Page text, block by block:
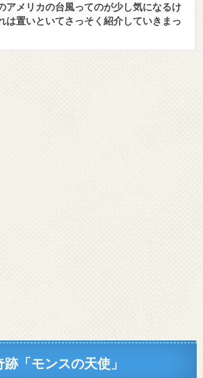
アメリカの台風ってのが少し気になるけ
は置いといてさっそく紹介していきまっ
「モンスの天使」